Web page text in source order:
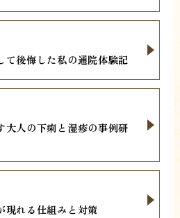
て後悔した私の通院体験記
大人の下痢と湿疹の事例研
現れる仕組みと対策